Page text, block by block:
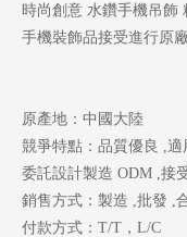
時尚創意 水鑽手機吊飾
手機裝飾品接受進行原
原產地：中國大陸
競爭特點：品質優良 ,
委託設計製造 ODM ,接
銷售方式：製造 ,批發 ,
付款方式：T/T，L/C